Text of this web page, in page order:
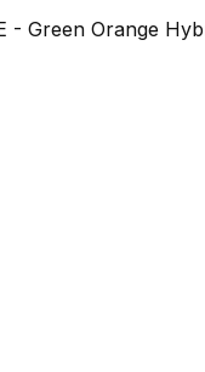
- Green Orange